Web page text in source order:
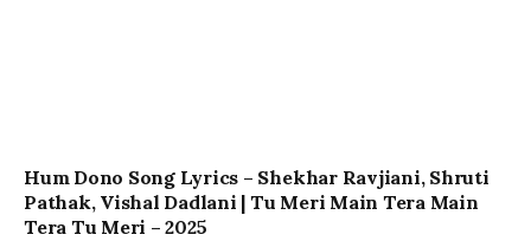
Hum Dono Song Lyrics – Shekhar Ravjiani, Shruti
Pathak, Vishal Dadlani | Tu Meri Main Tera Main
Tera Tu Meri – 2025